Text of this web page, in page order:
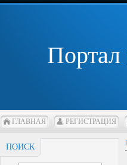
ГЛАВНАЯ РЕГИСТРАЦИЯ
ПОИСК